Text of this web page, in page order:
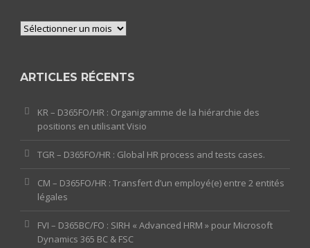
Archives
ARTICLES RÉCENTS
KR – D365FO/HR : Organigramme de la hiérarchie des
positions en utilisant Visio
TGR – D365FO/HR : Global HR process and tests cases.
CM – D365FO/HR : Transfert d’un employé(e) entre 2 entités
légales
FVI – D365BC/FO : SIRH « Advanced HRM » pour Microsoft
Dynamics 365 BC & FSC